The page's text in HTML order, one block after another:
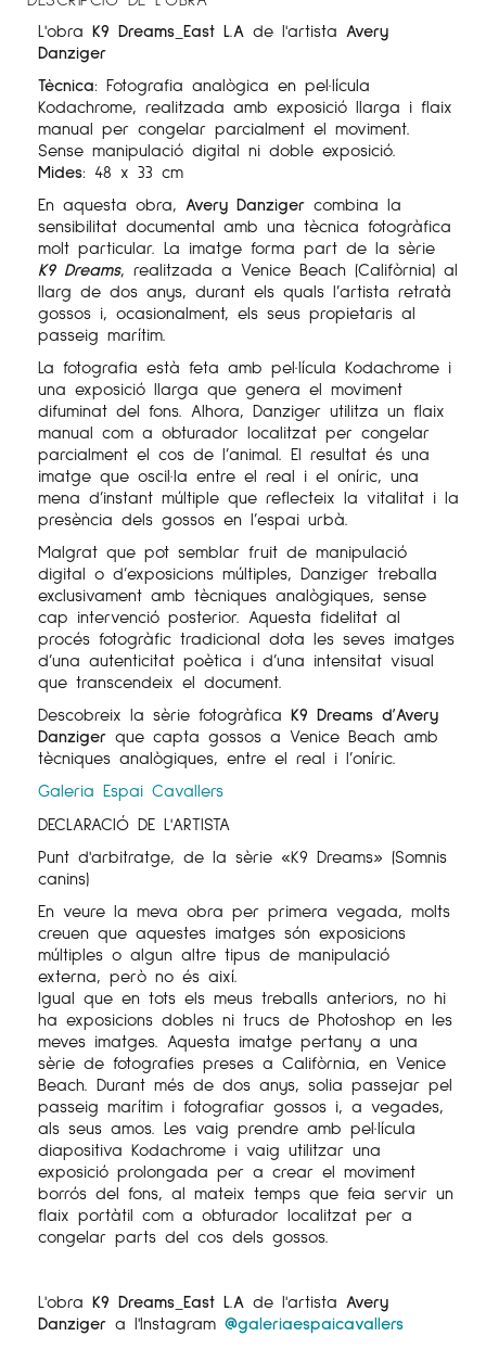
L'obra K9 Dreams_East L.A de l'artista Avery
Danziger
Tècnica: Fotografia analògica en pel·lícula
Kodachrome, realitzada amb exposició llarga i flaix
manual per congelar parcialment el moviment.
Sense manipulació digital ni doble exposició.
Mides: 48 x 33 cm
En aquesta obra, Avery Danziger combina la
sensibilitat documental amb una tècnica fotogràfica
molt particular. La imatge forma part de la sèrie
K9 Dreams, realitzada a Venice Beach (Califòrnia) al
llarg de dos anys, durant els quals l’artista retratà
gossos i, ocasionalment, els seus propietaris al
passeig marítim.
La fotografia està feta amb pel·lícula Kodachrome i
una exposició llarga que genera el moviment
difuminat del fons. Alhora, Danziger utilitza un flaix
manual com a obturador localitzat per congelar
parcialment el cos de l’animal. El resultat és una
imatge que oscil·la entre el real i el oníric, una
mena d’instant múltiple que reflecteix la vitalitat i la
presència dels gossos en l’espai urbà.
Malgrat que pot semblar fruit de manipulació
digital o d’exposicions múltiples, Danziger treballa
exclusivament amb tècniques analògiques, sense
cap intervenció posterior. Aquesta fidelitat al
procés fotogràfic tradicional dota les seves imatges
d’una autenticitat poètica i d’una intensitat visual
que transcendeix el document.
Descobreix la sèrie fotogràfica K9 Dreams d’Avery
Danziger que capta gossos a Venice Beach amb
tècniques analògiques, entre el real i l’oníric.
Galeria Espai Cavallers
DECLARACIÓ DE L'ARTISTA
Punt d'arbitratge, de la sèrie «K9 Dreams» (Somnis
canins)
En veure la meva obra per primera vegada, molts
creuen que aquestes imatges són exposicions
múltiples o algun altre tipus de manipulació
externa, però no és així.
Igual que en tots els meus treballs anteriors, no hi
ha exposicions dobles ni trucs de Photoshop en les
meves imatges. Aquesta imatge pertany a una
sèrie de fotografies preses a Califòrnia, en Venice
Beach. Durant més de dos anys, solia passejar pel
passeig marítim i fotografiar gossos i, a vegades,
als seus amos. Les vaig prendre amb pel·lícula
diapositiva Kodachrome i vaig utilitzar una
exposició prolongada per a crear el moviment
borrós del fons, al mateix temps que feia servir un
flaix portàtil com a obturador localitzat per a
congelar parts del cos dels gossos.
L'obra K9 Dreams_East L.A de l'artista Avery
Danziger a l'Instagram @galeriaespaicavallers